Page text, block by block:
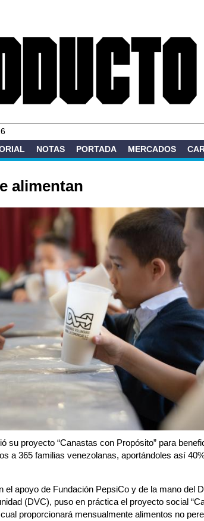
NOTAS PORTADA MERCADOS
alimentan
su proyecto “Canastas con Propósito” para
a 365 familias venezolanas, aportándoles así
el apoyo de Fundación PepsiCo y de la mano del
(DVC), puso en práctica el proyecto social
proporcionará mensualmente alimentos no